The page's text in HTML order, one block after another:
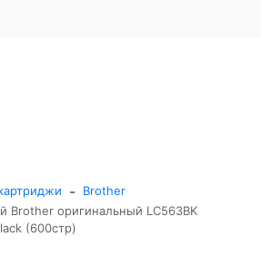
- Brother
Brother оригинальный LC563BK
(600стр)